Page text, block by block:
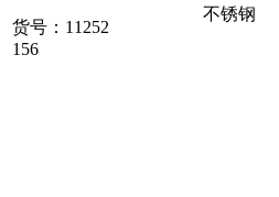
货号：11252
156
不锈钢